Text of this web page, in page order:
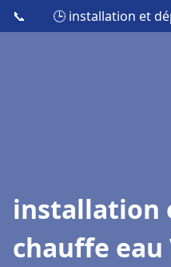
📞 🕒 installation et
installation
chauffe eau